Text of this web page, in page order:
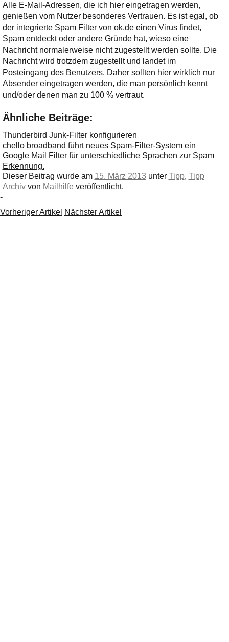
Alle E-Mail-Adressen, die ich hier eingetragen werden,
genießen vom Nutzer besonderes Vertrauen. Es ist egal, ob
der integrierte Spam Filter von ok.de einen Virus findet,
Spam entdeckt oder andere Gründe hat, wieso eine
Nachricht normalerweise nicht zugestellt werden sollte. Die
Nachricht wird trotzdem zugestellt und landet im
Posteingang des Benutzers. Daher sollten hier wirklich nur
Absender eingetragen werden, die man persönlich kennt
und/oder denen man zu 100 % vertraut.
Ähnliche Beiträge:
Thunderbird Junk-Filter konfigurieren
chello broadband führt neues Spam-Filter-System ein
Google Mail Filter für unterschiedliche Sprachen zur Spam
Erkennung.
Dieser Beitrag wurde am 15. März 2013 unter Tipp, Tipp
Archiv von Mailhilfe veröffentlicht.
-
Vorheriger Artikel Nächster Artikel